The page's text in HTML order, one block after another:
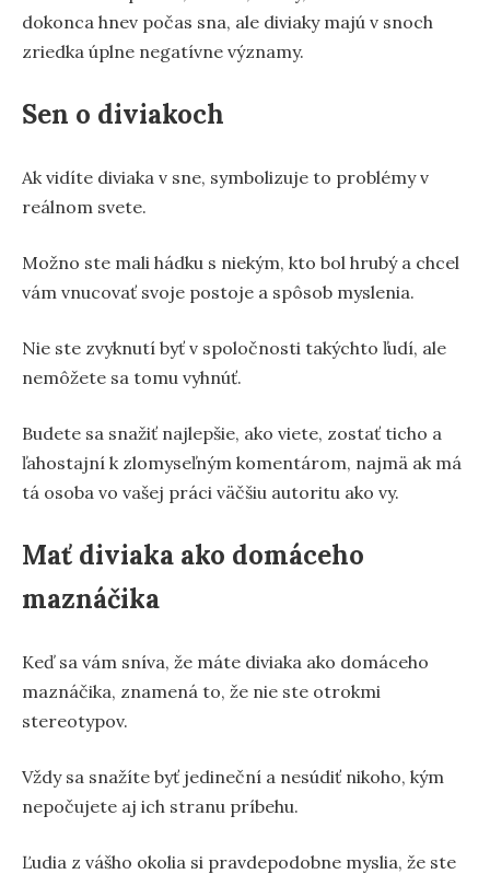
dokonca hnev počas sna, ale diviaky majú v snoch
zriedka úplne negatívne významy.
Sen o diviakoch
Ak vidíte diviaka v sne, symbolizuje to problémy v
reálnom svete.
Možno ste mali hádku s niekým, kto bol hrubý a chcel
vám vnucovať svoje postoje a spôsob myslenia.
Nie ste zvyknutí byť v spoločnosti takýchto ľudí, ale
nemôžete sa tomu vyhnúť.
Budete sa snažiť najlepšie, ako viete, zostať ticho a
ľahostajní k zlomyseľným komentárom, najmä ak má
tá osoba vo vašej práci väčšiu autoritu ako vy.
Mať diviaka ako domáceho
maznáčika
Keď sa vám sníva, že máte diviaka ako domáceho
maznáčika, znamená to, že nie ste otrokmi
stereotypov.
Vždy sa snažíte byť jedineční a nesúdiť nikoho, kým
nepočujete aj ich stranu príbehu.
Ľudia z vášho okolia si pravdepodobne myslia, že ste